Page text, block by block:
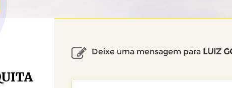
Deixe uma mensagem para LUIZ